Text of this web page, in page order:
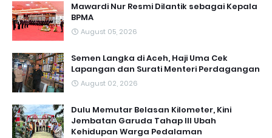
Mawardi Nur Resmi Dilantik sebagai Kepala
BPMA
August 05, 2026
Semen Langka di Aceh, Haji Uma Cek
Lapangan dan Surati Menteri Perdagangan
August 02, 2026
Dulu Memutar Belasan Kilometer, Kini
Jembatan Garuda Tahap III Ubah
Kehidupan Warga Pedalaman ‎